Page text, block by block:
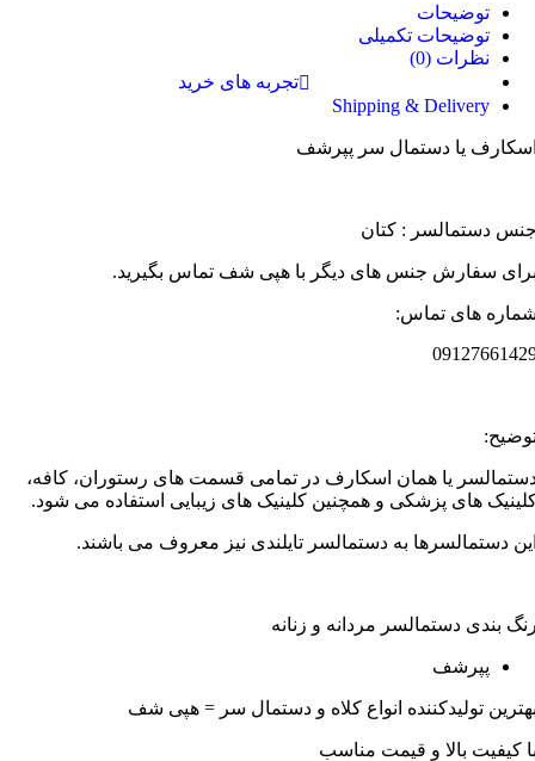
توضیحات
توضیحات تکمیلی
نظرات (0)
تجربه های خرید
Shipping & Delivery
یا دستمال سر پپرشف
دستمالسر : کتان
سفارش جنس های دیگر با هپی شف تماس بگیرید.
های تماس:
یا همان اسکارف در تمامی قسمت های رستوران، کافه،
های پزشکی و همچنین کلینیک های زیبایی استفاده می شود.
دستمالسرها به دستمالسر تایلندی نیز معروف می باشند.
بندی دستمالسر مردانه و زنانه
پپرشف
تولیدکننده انواع کلاه و دستمال سر = هپی شف
کیفیت بالا و قیمت مناسب